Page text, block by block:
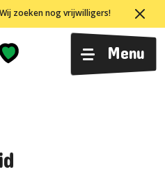
zoeken nog vrijwilligers!
Menu